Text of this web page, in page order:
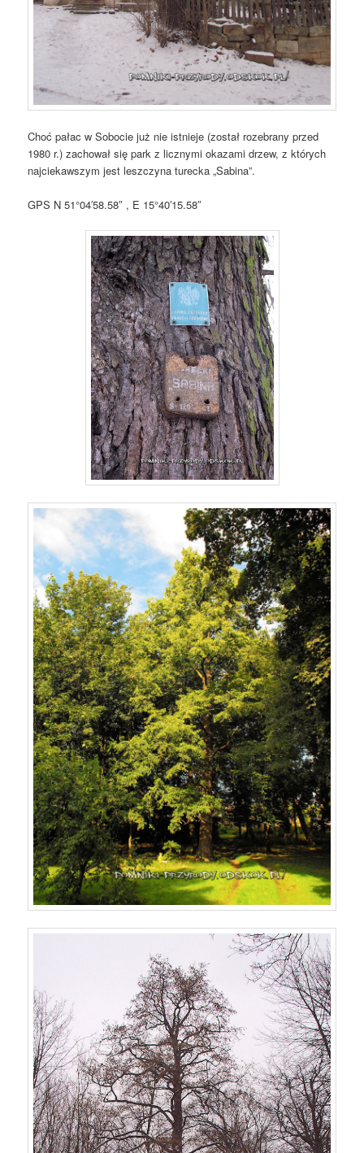
Choć pałac w Sobocie już nie istnieje (został rozebrany przed
1980 r.) zachował się park z licznymi okazami drzew, z których
najciekawszym jest leszczyna turecka „Sabina”.
GPS N 51°04′58.58″ , E 15°40′15.58″